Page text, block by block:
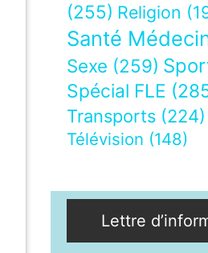
(255) Religion
Santé
Sexe (259)
Spécial FLE
Transports (224)
Télévision (148)
Lettre